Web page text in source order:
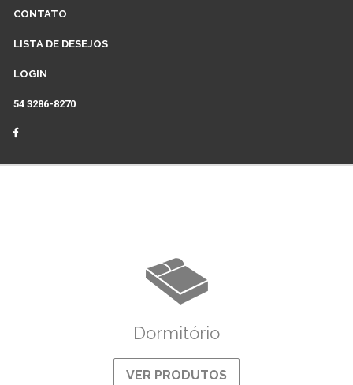
CONTATO
LISTA DE DESEJOS
LOGIN
54 3286-8270
Dormitório
VER PRODUTOS